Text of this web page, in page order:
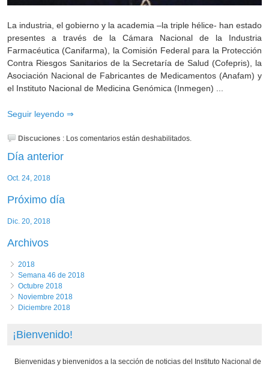
La industria, el gobierno y la academia –la triple hélice- han estado
presentes a través de la Cámara Nacional de la Industria
Farmacéutica (Canifarma), la Comisión Federal para la Protección
Contra Riesgos Sanitarios de la Secretaría de Salud (Cofepris), la
Asociación Nacional de Fabricantes de Medicamentos (Anafam) y
el Instituto Nacional de Medicina Genómica (Inmegen) ...
Seguir leyendo
Discuciones : Los comentarios están deshabilitados.
Día anterior
Oct. 24, 2018
Próximo día
Dic. 20, 2018
Archivos
2018
Semana 46 de 2018
Octubre 2018
Noviembre 2018
Diciembre 2018
¡Bienvenido!
Bienvenidas y bienvenidos a la sección de noticias del Instituto Nacional de